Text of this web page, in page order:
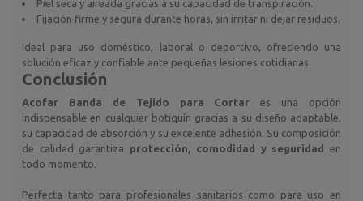
Piel seca y aireada gracias a su capacidad de transpiración.
Fijación firme y segura durante horas, sin irritar ni dejar residuos.
Ideal para uso doméstico, laboral o deportivo, ofreciendo una
solución eficaz y confiable ante pequeñas lesiones cotidianas.
Conclusión
Acofar Banda de Tejido para Cortar es una opción
indispensable en cualquier botiquín gracias a su diseño adaptable,
su capacidad de absorción y su excelente adhesión. Su composición
de calidad garantiza protección, comodidad y seguridad en
todo momento.
Perfecta tanto para profesionales sanitarios como para uso en